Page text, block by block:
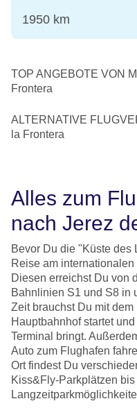
1950 km
TOP ANGEBOTE VON
Frontera
ALTERNATIVE
la Frontera
Alles zum
nach Jerez
Bevor Du die "Küste des
Reise am
Diesen erreichst Du von
Bahnlinien S1 und S8 in
Zeit brauchst Du mit
Hauptbahnhof startet
Terminal bringt.
Auto zum Flughafen
Ort findest Du
Kiss&Fly-Parkplätzen bis